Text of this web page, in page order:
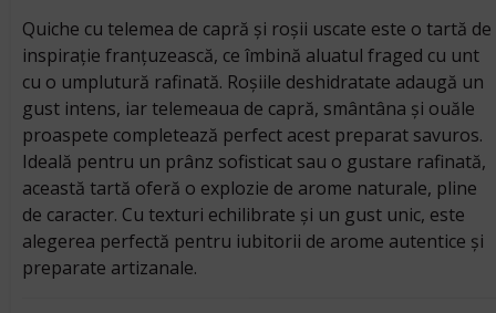
Quiche cu telemea de capră și roșii uscate este o tartă de
inspirație franțuzească, ce îmbină aluatul fraged cu unt
cu o umplutură rafinată. Roșiile deshidratate adaugă un
gust intens, iar telemeaua de capră, smântâna și ouăle
proaspete completează perfect acest preparat savuros.
Ideală pentru un prânz sofisticat sau o gustare rafinată,
această tartă oferă o explozie de arome naturale, pline
de caracter. Cu texturi echilibrate și un gust unic, este
alegerea perfectă pentru iubitorii de arome autentice și
preparate artizanale.